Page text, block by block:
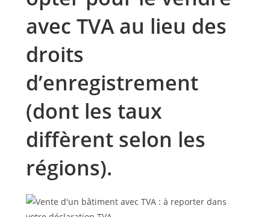
avec TVA au lieu des
droits
d’enregistrement
(dont les taux
diffèrent selon les
régions).